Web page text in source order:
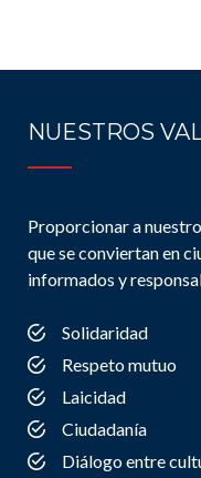
NUESTROS
Proporcionar a
que se conviertan en
informados y
Solidaridad
Respeto mutuo
Laicidad
Ciudadanía
Diálogo entre